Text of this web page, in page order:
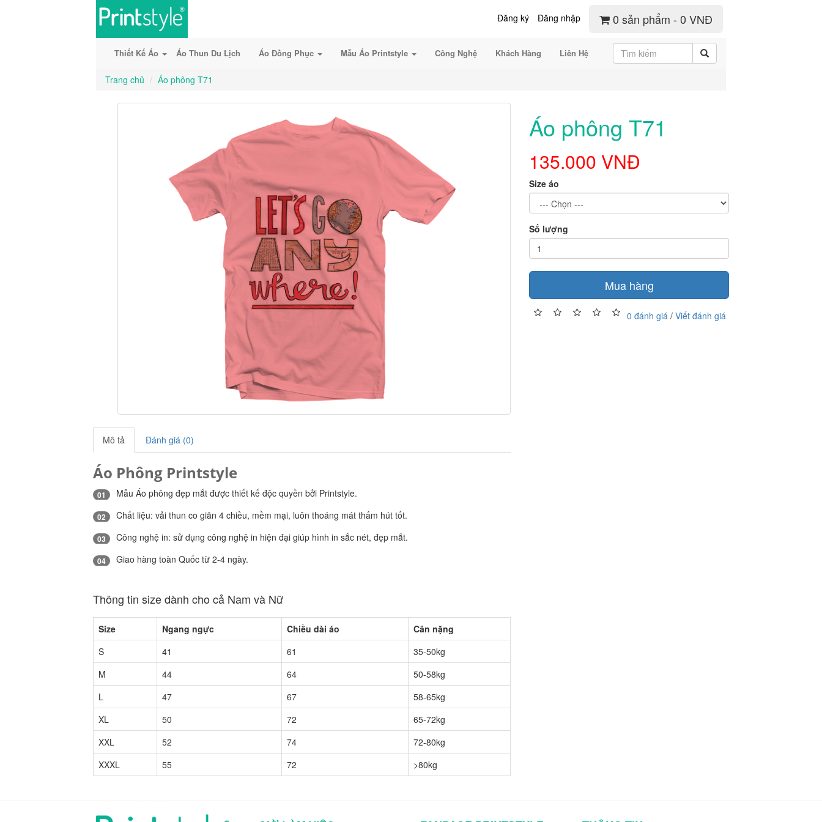
Đăng ký Đăng nhập 0 sản phẩm - 0 VNĐ
Thiết Kế Áo Áo Thun Du Lịch Áo Đồng Phục Mẫu Áo Printstyle Công Nghệ Khách Hàng Liên Hệ
Trang chủ Áo phông T71
Mô tả Đánh giá (0)
Áo Phông Printstyle
01 Mẫu Áo phông đẹp mắt được thiết kế độc quyền bởi Printstyle.
02 Chất liệu: vải thun co giãn 4 chiều, mềm mại, luôn thoáng mát thấm hút tốt.
03 Công nghệ in: sử dụng công nghệ in hiện đại giúp hình in sắc nét, đẹp mắt.
04 Giao hàng toàn Quốc từ 2-4 ngày.
Thông tin size dành cho cả Nam và Nữ
Size Ngang ngực Chiều dài áo
Cân nặng
S
41 61
35-50kg
M
44 64
50-58kg
L
47 67
58-65kg
XL
50 72
65-72kg
XXL
52 74
72-80kg
XXXL
55 72 >80kg
Áo phông T71
135.000 VNĐ
Size áo
Số lượng
Mua hàng
0 đánh giá /Viết đánh giá